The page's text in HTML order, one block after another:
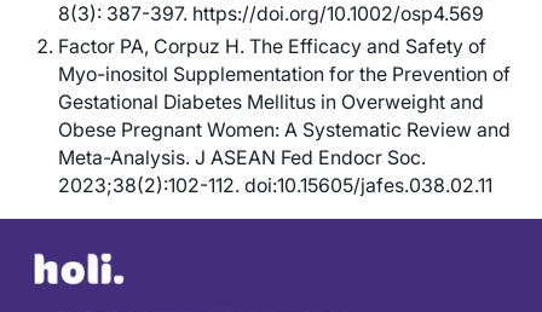
8(3): 387-397. https://doi.org/10.1002/osp4.569
Factor PA, Corpuz H. The Efficacy and Safety of
Myo-inositol Supplementation for the Prevention of
Gestational Diabetes Mellitus in Overweight and
Obese Pregnant Women: A Systematic Review and
Meta-Analysis. J ASEAN Fed Endocr Soc.
2023;38(2):102-112. doi:10.15605/jafes.038.02.11